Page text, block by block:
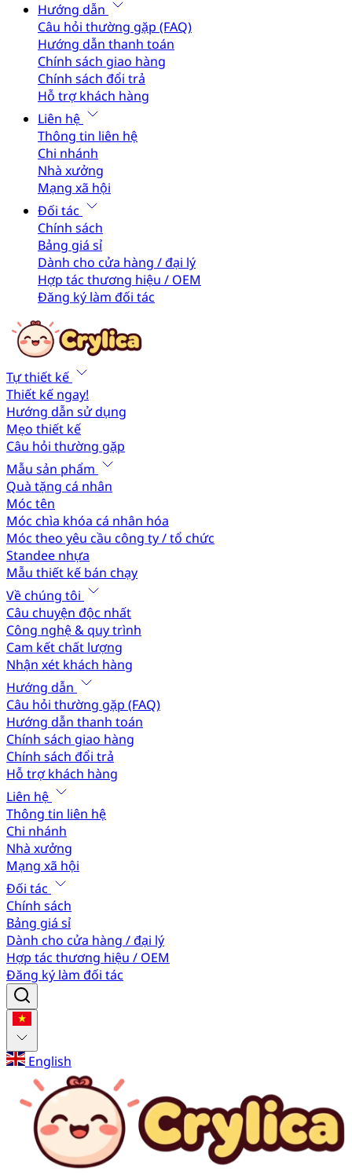
Hướng dẫn
Câu hỏi thường gặp (FAQ)
Hướng dẫn thanh toán
Chính sách giao hàng
Chính sách đổi trả
Hỗ trợ khách hàng
Liên hệ
Thông tin liên hệ
Chi nhánh
Nhà xưởng
Mạng xã hội
Đối tác
Chính sách
Bảng giá sỉ
Dành cho cửa hàng / đại lý
Hợp tác thương hiệu / OEM
Đăng ký làm đối tác
Tự thiết kế
Thiết kế ngay!
Hướng dẫn sử dụng
Mẹo thiết kế
Câu hỏi thường gặp
Mẫu sản phẩm
Quà tặng cá nhân
Móc tên
Móc chìa khóa cá nhân hóa
Móc theo yêu cầu công ty / tổ chức
Standee nhựa
Mẫu thiết kế bán chạy
Về chúng tôi
Câu chuyện độc nhất
Công nghệ & quy trình
Cam kết chất lượng
Nhận xét khách hàng
Hướng dẫn
Câu hỏi thường gặp (FAQ)
Hướng dẫn thanh toán
Chính sách giao hàng
Chính sách đổi trả
Hỗ trợ khách hàng
Liên hệ
Thông tin liên hệ
Chi nhánh
Nhà xưởng
Mạng xã hội
Đối tác
Chính sách
Bảng giá sỉ
Dành cho cửa hàng / đại lý
Hợp tác thương hiệu / OEM
Đăng ký làm đối tác
English